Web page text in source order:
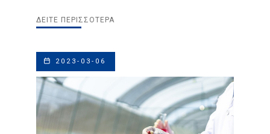
ΔΕΊΤΕ ΠΕΡΙΣΣΌΤΕΡΑ
2023-03-06